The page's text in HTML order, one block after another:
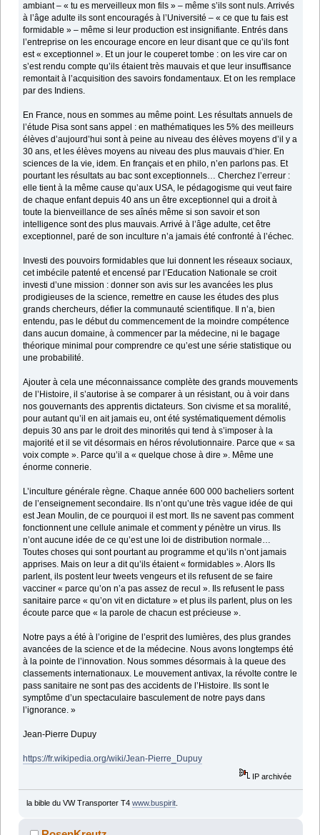
ambiant – « tu es merveilleux mon fils » – même s’ils sont nuls. Arrivés
à l’âge adulte ils sont encouragés à l’Université – « ce que tu fais est
formidable » – même si leur production est insignifiante. Entrés dans
l’entreprise on les encourage encore en leur disant que ce qu’ils font
est « exceptionnel ». Et un jour le couperet tombe : on les vire car on
s’est rendu compte qu’ils étaient très mauvais et que leur insuffisance
remontait à l’acquisition des savoirs fondamentaux. Et on les remplace
par des Indiens.
En France, nous en sommes au même point. Les résultats annuels de
l’étude Pisa sont sans appel : en mathématiques les 5% des meilleurs
élèves d’aujourd’hui sont à peine au niveau des élèves moyens d’il y a
30 ans, et les élèves moyens au niveau des plus mauvais d’hier. En
sciences de la vie, idem. En français et en philo, n’en parlons pas. Et
pourtant les résultats au bac sont exceptionnels… Cherchez l’erreur :
elle tient à la même cause qu’aux USA, le pédagogisme qui veut faire
de chaque enfant depuis 40 ans un être exceptionnel qui a droit à
toute la bienveillance de ses aînés même si son savoir et son
intelligence sont des plus mauvais. Arrivé à l’âge adulte, cet être
exceptionnel, paré de son inculture n’a jamais été confronté à l’échec.
Investi des pouvoirs formidables que lui donnent les réseaux sociaux,
cet imbécile patenté et encensé par l’Education Nationale se croit
investi d’une mission : donner son avis sur les avancées les plus
prodigieuses de la science, remettre en cause les études des plus
grands chercheurs, défier la communauté scientifique. Il n’a, bien
entendu, pas le début du commencement de la moindre compétence
dans aucun domaine, à commencer par la médecine, ni le bagage
théorique minimal pour comprendre ce qu’est une série statistique ou
une probabilité.
Ajouter à cela une méconnaissance complète des grands mouvements
de l’Histoire, il s’autorise à se comparer à un résistant, ou à voir dans
nos gouvernants des apprentis dictateurs. Son civisme et sa moralité,
pour autant qu’il en ait jamais eu, ont été systématiquement démolis
depuis 30 ans par le droit des minorités qui tend à s’imposer à la
majorité et il se vit désormais en héros révolutionnaire. Parce que « sa
voix compte ». Parce qu’il a « quelque chose à dire ». Même une
énorme connerie.
L’inculture générale règne. Chaque année 600 000 bacheliers sortent
de l’enseignement secondaire. Ils n’ont qu’une très vague idée de qui
est Jean Moulin, de ce pourquoi il est mort. Ils ne savent pas comment
fonctionnent une cellule animale et comment y pénètre un virus. Ils
n’ont aucune idée de ce qu’est une loi de distribution normale…
Toutes choses qui sont pourtant au programme et qu’ils n’ont jamais
apprises. Mais on leur a dit qu’ils étaient « formidables ». Alors Ils
parlent, ils postent leur tweets vengeurs et ils refusent de se faire
vacciner « parce qu’on n’a pas assez de recul ». Ils refusent le pass
sanitaire parce « qu’on vit en dictature » et plus ils parlent, plus on les
écoute parce que « la parole de chacun est précieuse ».
Notre pays a été à l’origine de l’esprit des lumières, des plus grandes
avancées de la science et de la médecine. Nous avons longtemps été
à la pointe de l’innovation. Nous sommes désormais à la queue des
classements internationaux. Le mouvement antivax, la révolte contre le
pass sanitaire ne sont pas des accidents de l’Histoire. Ils sont le
symptôme d’un spectaculaire basculement de notre pays dans
l’ignorance. »
Jean-Pierre Dupuy
https://fr.wikipedia.org/wiki/Jean-Pierre_Dupuy
IP archivée
la bible du VW Transporter T4 www.buspirit.